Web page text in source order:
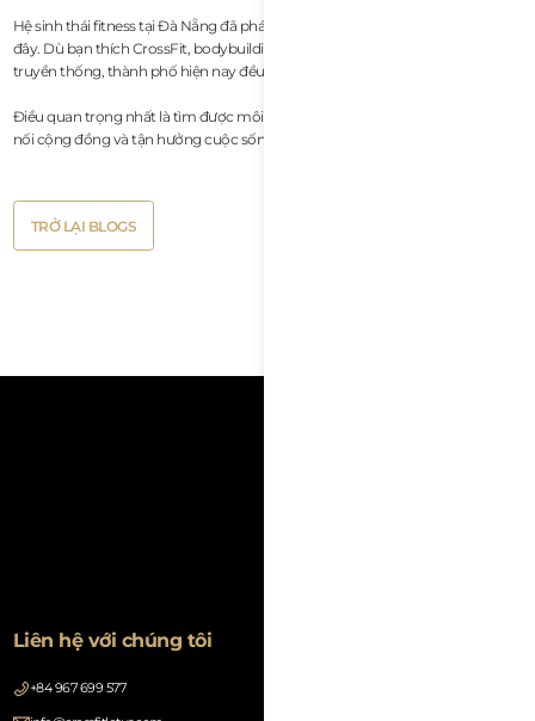
Hệ sinh thái fitness tại Đà Nẵng đã phát triển rất mạnh trong những năm gần
đây. Dù bạn thích CrossFit, bodybuilding, wellness hay gym thương mại
truyền thống, thành phố hiện nay đều có nhiều lựa chọn phù hợp.
Điều quan trọng nhất là tìm được môi trường giúp bạn duy trì sự ổn định, kết
nối cộng đồng và tận hưởng cuộc sống tại Đà Nẵng.
Button
TRỞ LẠI BLOGS
TRỞ LẠI BLOGS
Liên hệ với chúng tôi
+84 967 699 577